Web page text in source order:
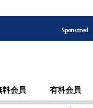
Sponsored
料会員 有料会員